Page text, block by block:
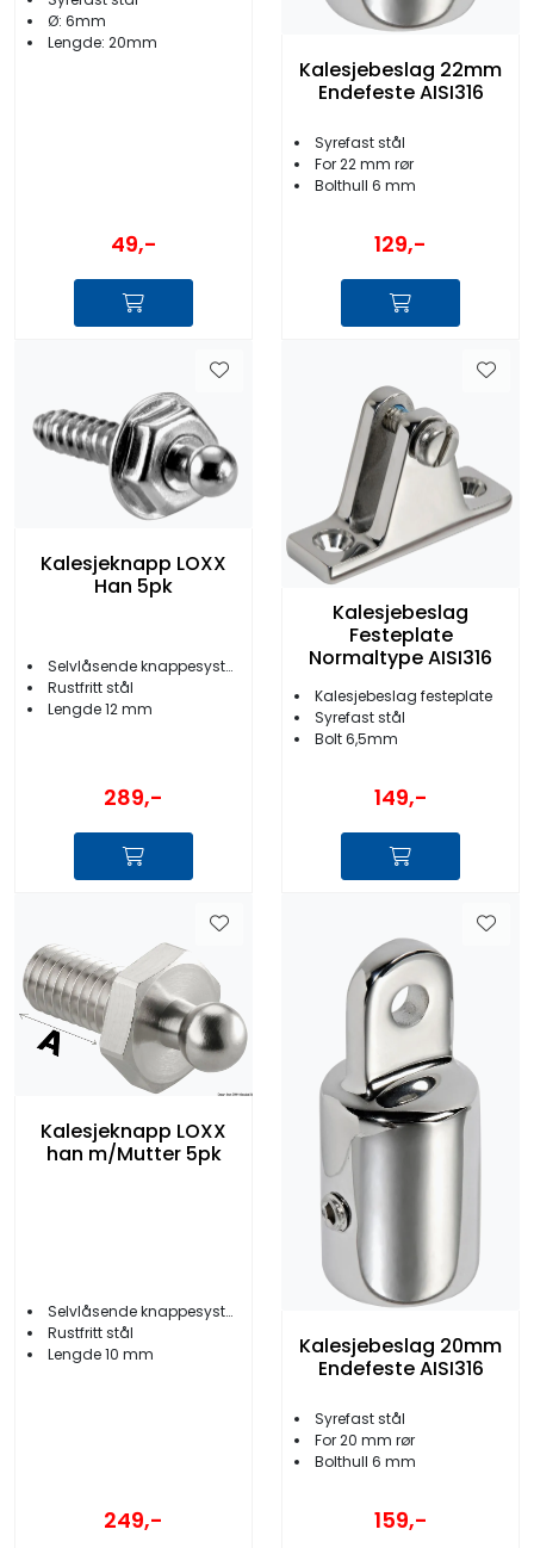
Ø: 6mm
Lengde: 20mm
49,-
Kalesjebeslag 22mm
Endefeste AISI316
Syrefast stål
For 22 mm rør
Bolthull 6 mm
129,-
Kalesjeknapp LOXX
Han 5pk
Selvlåsende knappesystem
Rustfritt stål
Lengde 12 mm
289,-
Kalesjebeslag
Festeplate
Normaltype AISI316
Kalesjebeslag festeplate
Syrefast stål
Bolt 6,5mm
149,-
Kalesjeknapp LOXX
han m/Mutter 5pk
Selvlåsende knappesystem
Rustfritt stål
Lengde 10 mm
249,-
Kalesjebeslag 20mm
Endefeste AISI316
Syrefast stål
For 20 mm rør
Bolthull 6 mm
159,-